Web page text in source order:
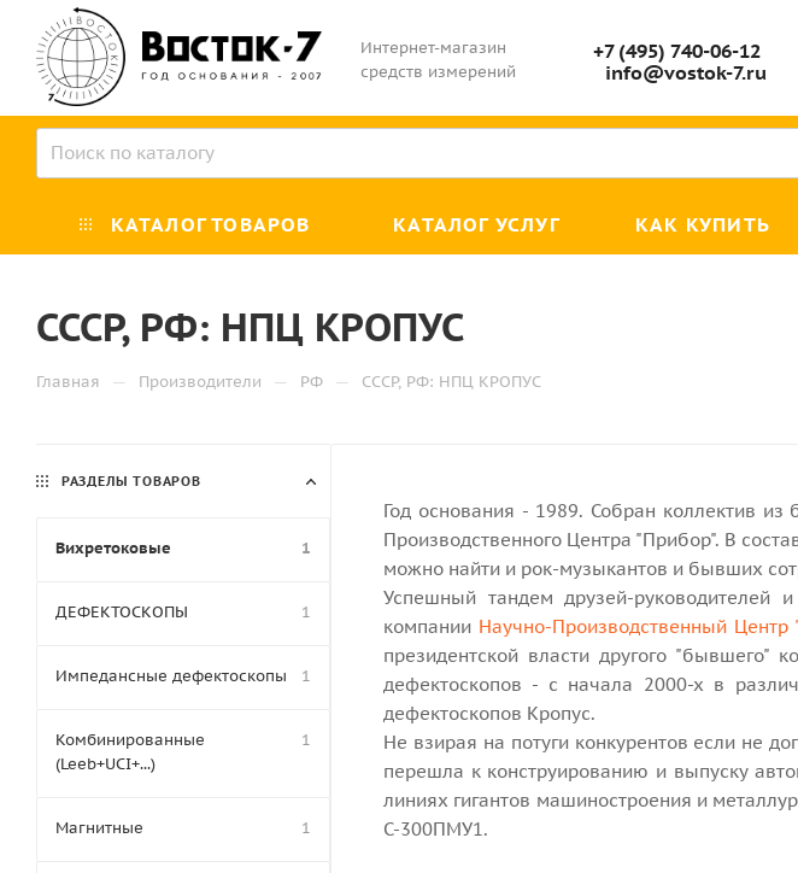
Интернет-магазин
средств измерений
+7 (495) 740-06-12
info@vostok-7.ru
КАТАЛОГ ТОВАРОВ КАТАЛОГ УСЛУГ КАК КУПИТЬ
СССР, РФ: НПЦ КРОПУС
Главная — Производители — РФ — СССР, РФ: НПЦ КРОПУС
Год основания - 1989. Собран коллектив
Производственного Центра "Прибор". В
можно найти и рок-музыкантов и бывших
Успешный тандем друзей-руководителей
компании Научно-Производственный Центр
президентской власти другого
дефектоскопов - с начала 2000-х в
дефектоскопов Кропус.
Не взирая на потуги конкурентов если не
перешла к конструированию и выпуску
линиях гигантов машиностроения и
С-300ПМУ1.
РАЗДЕЛЫ ТОВАРОВ
Вихретоковые 1
ДЕФЕКТОСКОПЫ 1
Импедансные дефектоскопы 1
Комбинированные
(Leeb+UCI+...)
1
Магнитные 1